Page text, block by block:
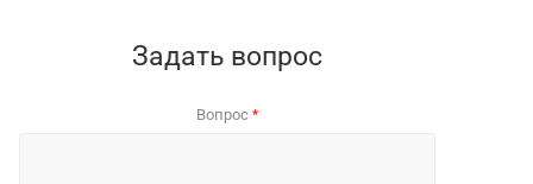
Задать вопрос
Вопрос *